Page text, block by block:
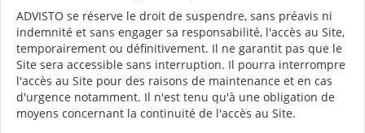
ADVISTO se réserve le droit de suspendre, sans préavis ni
indemnité et sans engager sa responsabilité, l'accès au Site,
temporairement ou définitivement. Il ne garantit pas que le
Site sera accessible sans interruption. Il pourra interrompre
l'accès au Site pour des raisons de maintenance et en cas
d'urgence notamment. Il n'est tenu qu'à une obligation de
moyens concernant la continuité de l'accès au Site.